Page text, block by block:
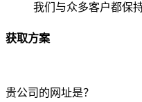
我们与众多客户都保
获取方案
贵公司的网址是？